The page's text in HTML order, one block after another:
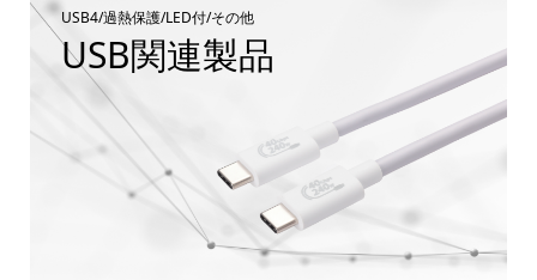
USB4/過熱保護/LED付/その他
USB関連製品